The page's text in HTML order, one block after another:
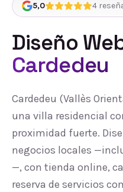
5,0 4
Diseño
Cardedeu
Cardedeu (Vallès
una villa residencial
proximidad fuerte.
negocios locales
—, con tienda online,
reserva de servicios